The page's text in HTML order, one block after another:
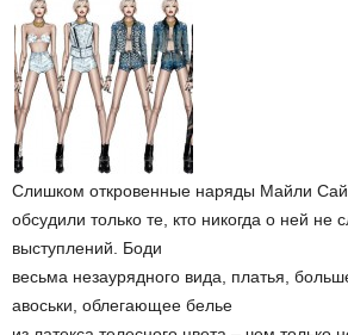
Слишком откровенные наряды Майли
обсудили только те, кто никогда о ней
выступлений. Боди
весьма незаурядного вида, платья,
авоськи, облегающее белье